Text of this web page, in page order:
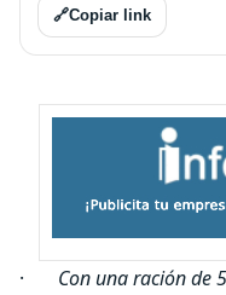
🔗Copiar link
· Con una ración de